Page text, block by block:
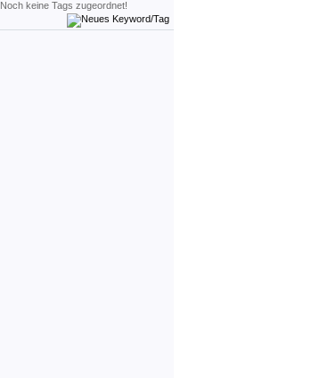
Noch keine Tags zugeordnet!